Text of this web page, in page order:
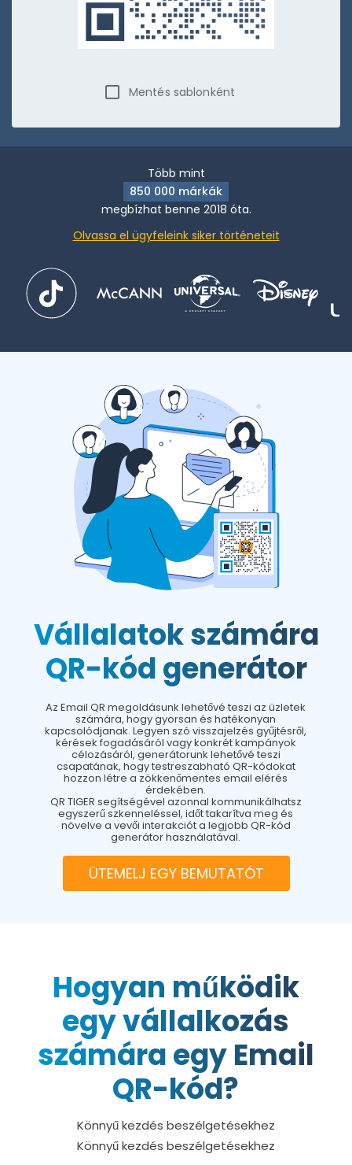
Mentés sablonként
Több mint
850 000 márkák
megbízhat benne 2018 óta.
Olvassa el ügyfeleink siker történeteit
Vállalatok számára
QR-kód generátor
Az Email QR megoldásunk lehetővé teszi az üzletek
számára, hogy gyorsan és hatékonyan
kapcsolódjanak. Legyen szó visszajelzés gyűjtésről,
kérések fogadásáról vagy konkrét kampányok
célozásáról, generátorunk lehetővé teszi
csapatának, hogy testreszabható QR-kódokat
hozzon létre a zökkenőmentes email elérés
érdekében.
QR TIGER segítségével azonnal kommunikálhatsz
egyszerű szkenneléssel, időt takarítva meg és
növelve a vevői interakciót a legjobb QR-kód
generátor használatával.
ÜTEMELJ EGY BEMUTATÓT
Hogyan működik
egy vállalkozás
számára egy Email
QR-kód?
Könnyű kezdés beszélgetésekhez
Könnyű kezdés beszélgetésekhez